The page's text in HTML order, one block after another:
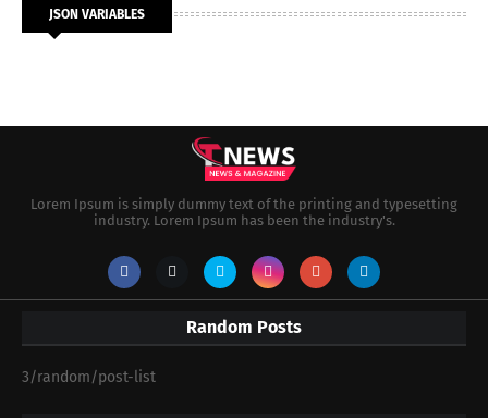
JSON VARIABLES
Lorem Ipsum is simply dummy text of the printing and typesetting
industry. Lorem Ipsum has been the industry's.
Random Posts
3/random/post-list